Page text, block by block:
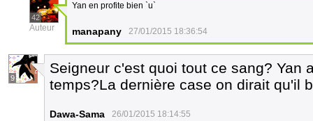
42
Auteur
Yan en profite bien `u`
manapany 27/01/2015 18:36:54
9
Seigneur c'est quoi tout ce sang? Yan
temps?La dernière case on dirait qu'il
Dawa-Sama 26/01/2015 18:14:55